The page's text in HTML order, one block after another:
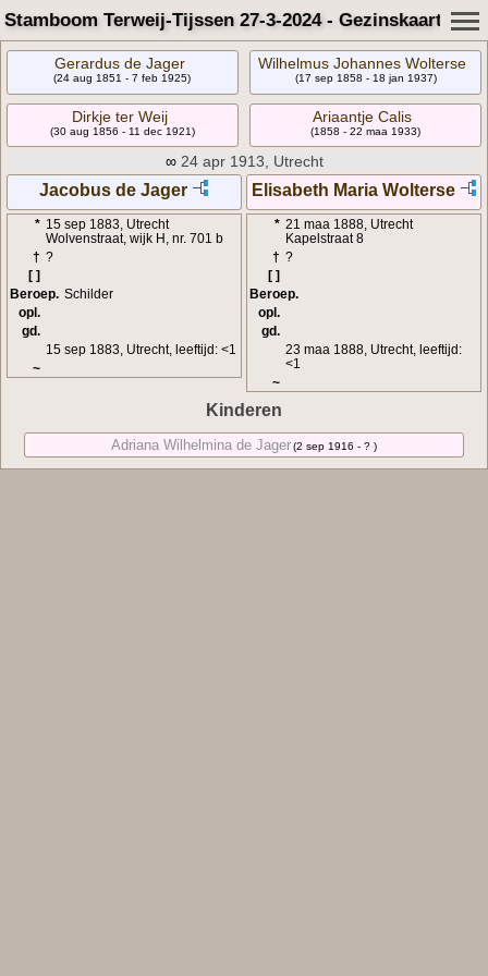
Stamboom Terweij-Tijssen 27-3-2024 - Gezinskaart
Gerardus de Jager
(24 aug 1851 - 7 feb 1925)
Wilhelmus Johannes Wolterse
(17 sep 1858 - 18 jan 1937)
Dirkje ter Weij
(30 aug 1856 - 11 dec 1921)
Ariaantje Calis
(1858 - 22 maa 1933)
∞ 24 apr 1913, Utrecht
Jacobus de Jager Elisabeth Maria Wolterse
* 15 sep 1883, Utrecht
Wolvenstraat, wijk H, nr. 701 b
† ?
[ ]
Beroep. Schilder
opl.
gd.
15 sep 1883, Utrecht, leeftijd: <1
~
* 21 maa 1888, Utrecht
Kapelstraat 8
† ?
[ ]
Beroep.
opl.
gd.
23 maa 1888, Utrecht, leeftijd:
<1
~
Kinderen
Adriana Wilhelmina de Jager(2 sep 1916 - ? )